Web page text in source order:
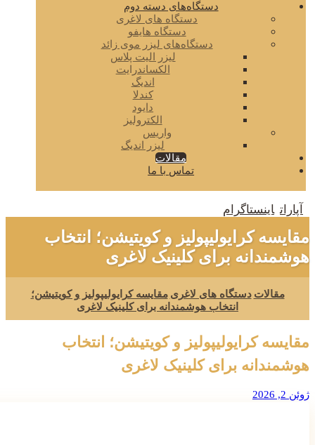
دستگاه‌های دسته دوم
دستگاه های لاغری
دستگاه هایفو
دستگاه‌های لیزر موی زائد
لیزر الیت پلاس
الکساندرایت
اندیگ
کندلا
دایود
الکترولیز
واریس
لیزر اندیگ
مقالات
تماس با ما
آپارات اینستاگرام
مقایسه کرایولیپولیز و کویتیشن؛ انتخاب
هوشمندانه برای کلینیک لاغری
مقالات دستگاه های لاغری مقایسه کرایولیپولیز و کویتیشن؛
انتخاب هوشمندانه برای کلینیک لاغری
مقایسه کرایولیپولیز و کویتیشن؛ انتخاب
هوشمندانه برای کلینیک لاغری
ژوئن 2, 2026